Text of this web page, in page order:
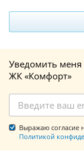
Уведомить
ЖК «Комфорт»
Выражаю согласие
Политикой